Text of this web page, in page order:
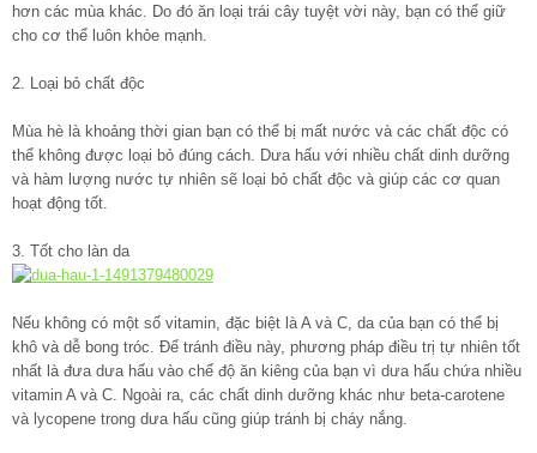
hơn các mùa khác. Do đó ăn loại trái cây tuyệt vời này, bạn có thể giữ
cho cơ thể luôn khỏe mạnh.
2. Loại bỏ chất độc
Mùa hè là khoảng thời gian bạn có thể bị mất nước và các chất độc có
thể không được loại bỏ đúng cách. Dưa hấu với nhiều chất dinh dưỡng
và hàm lượng nước tự nhiên sẽ loại bỏ chất độc và giúp các cơ quan
hoạt động tốt.
3. Tốt cho làn da
Nếu không có một số vitamin, đặc biệt là A và C, da của bạn có thể bị
khô và dễ bong tróc. Để tránh điều này, phương pháp điều trị tự nhiên tốt
nhất là đưa dưa hấu vào chế độ ăn kiêng của bạn vì dưa hấu chứa nhiều
vitamin A và C. Ngoài ra, các chất dinh dưỡng khác như beta-carotene
và lycopene trong dưa hấu cũng giúp tránh bị cháy nắng.